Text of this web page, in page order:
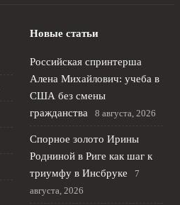
Новые статьи
Российская спринтерша
Алена Михайлович: учеба в
США без смены
гражданства
8 августа, 2026
Спорное золото Ирины
Родниной в Риге как шаг к
триумфу в Инсбруке
7
августа, 2026